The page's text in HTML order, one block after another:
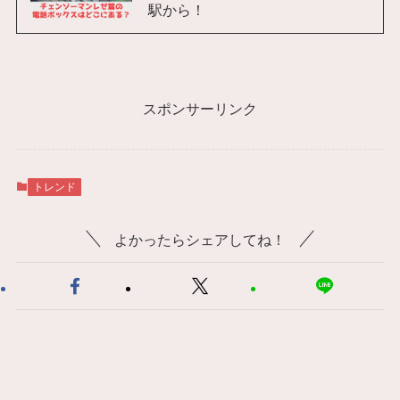
駅から！
スポンサーリンク
トレンド
よかったらシェアしてね！